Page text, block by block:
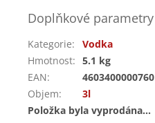
Doplňkové parametry
Kategorie:
Vodka
Hmotnost: 5.1 kg
EAN:
4603400000760
Objem:
3l
Položka byla vyprodána…